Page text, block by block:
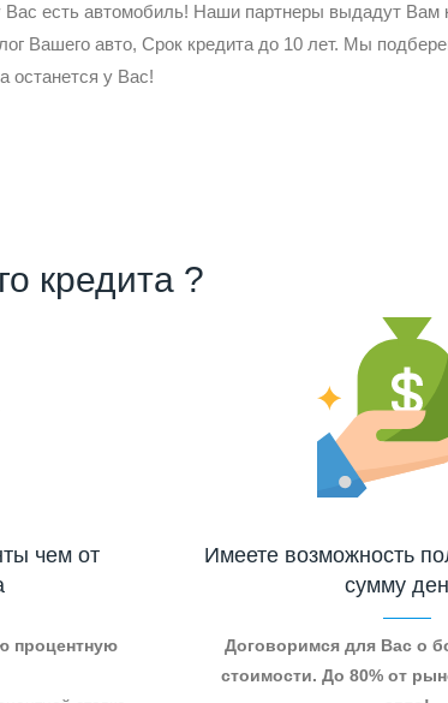
Вас есть автомобиль! Наши партнеры выдадут Вам
Вашего авто, Срок кредита до 10 лет. Мы
останется у Вас!
кредита ?
чем от
процентную
Имеете возможность
сумму
Договоримся для Вас о
стоимости. До 80% от